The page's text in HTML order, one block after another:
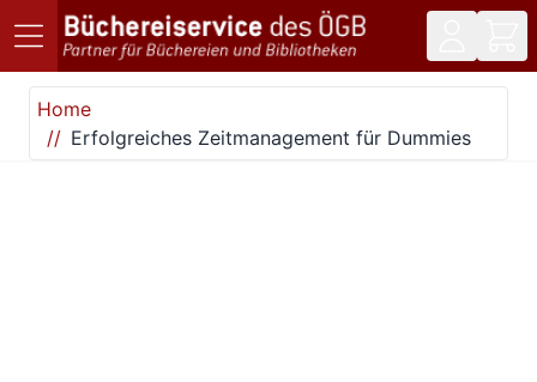
Direkt zum Inhalt
Home
Erfolgreiches Zeitmanagement für Dummies